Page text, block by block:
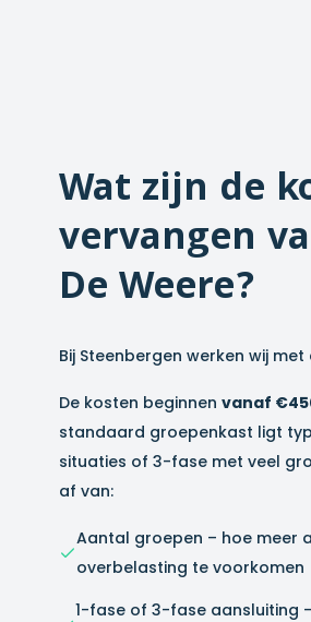
Wat zijn de
vervangen
De Weere?
Bij Steenbergen werken wij
De kosten beginnen vanaf
standaard groepenkast ligt
situaties of 3-fase met veel
af van:
Aantal groepen – hoe meer
overbelasting te voorkomen
1-fase of 3-fase aansluiting